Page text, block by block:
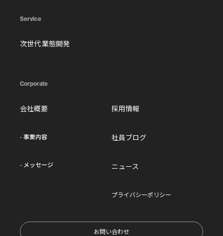
Service
次世代 業態開発
Corporate
会社概要
- 事業内容
- メッセージ
採用情報
社員ブログ
ニュース
プライバシーポリシー
お問い合わせ